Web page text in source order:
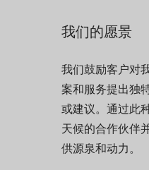
我们的愿景
我们鼓励客户对
案和服务提出独
或建议。通过此
天候的合作伙伴
供源泉和动力。